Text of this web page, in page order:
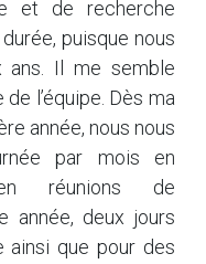
et de recherche
puisque nous
ans. Il me semble
l’équipe. Dès ma
année, nous nous
par mois en
réunions de
année, deux jours
ainsi que pour des